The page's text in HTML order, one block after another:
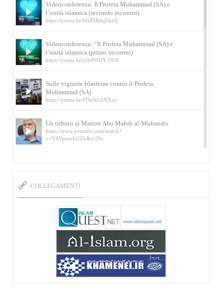
Videoconferenza: Il Profeta Muhammad (SA) e
l’unità islamica (secondo incontro)
https://youtu.be/6G8SRdqEhrQ
Videoconferenza: “Il Profeta Muhammad (SA) e
l’unità islamica (primo incontro)
https://youtu.be/s2b9WDY-DUE
Sulle vignette blasfeme contro il Profeta
Muhammad (SA)
https://youtu.be/FDuJs5AXXvs
Un tributo al Martire Abu Mahdi al-Muhandis
https://www.youtube.com/watch?
v=YAYpusvkUZk&t=26s
L’Abluzione rituale (wudu) secondo l’Imam Alì
e l’Imam Khomeini
della figlia di un martire
https://www.youtube.com/watch?
v=-5nPSxbf9l0&t=103s
Sheykh Abbas Di Palma sui martiri Qassem
Soleimani e Abu Mahdi Al-Muhandis
https://youtu.be/Y6SIP2PIht4 Video del discorso tenuto
dallo Sheykh Abbas Di Palma in ...
COLLEGAMENTI